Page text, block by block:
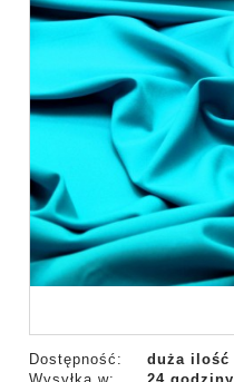
Dostępność:
duża ilość